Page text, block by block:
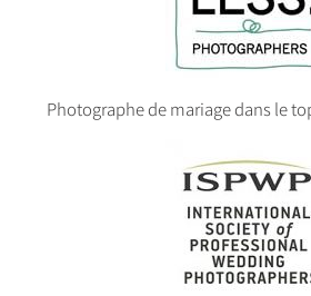
Photographe de mariage dans le